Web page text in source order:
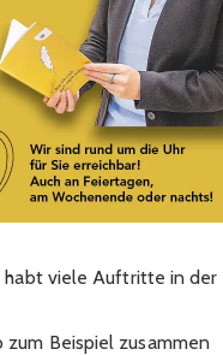
habt viele Auftritte in der
zum Beispiel zusammen